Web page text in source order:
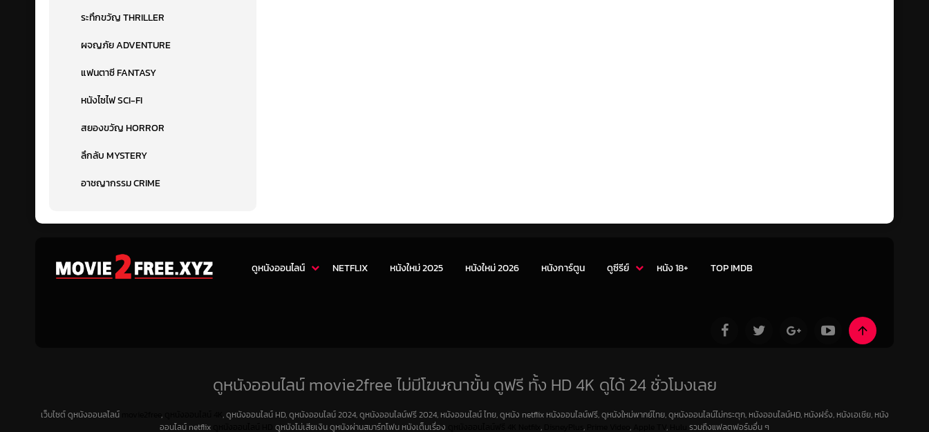
ระทึกขวัญ THRILLER
ผจญภัย ADVENTURE
แฟนตาซี FANTASY
หนังไซไฟ SCI-FI
สยองขวัญ HORROR
ลึกลับ MYSTERY
อาชญากรรม CRIME
ดูหนังออนไลน์ NETFLIX หนังใหม่ 2025 หนังใหม่ 2026 หนังการ์ตูน ดูซีรีย์ หนัง 18+ TOP IMDB
ดูหนังออนไลน์ movie2free ไม่มีโฆษณาขั้น ดูฟรี ทั้ง HD 4K ดูได้ 24 ชั่วโมงเลย
เว็บไซต์ ดูหนังออนลไลน์ ,
, ดูหนังออนไลน์ HD, ดูหนังออนไลน์ 2024, ดูหนังออนไลน์ฟรี 2024, หนังออนไลน์ ไทย, ดูหนัง netflix หนังออนไลน์ฟรี, ดูหนังใหม่พากย์ไทย, ดูหนังออนไลน์ไม่กระตุก, หนังออนไลน์HD, หนังฝรั่ง, หนังเอเชีย, หนัง
ออนไลน์ netflix
ดูหนังไม่เสียเงิน ดูหนังผ่านสมาร์ทโฟน หนังเต็มเรื่อง , , , , รวมถึงแฟลตฟอร์มอื่น ๆ